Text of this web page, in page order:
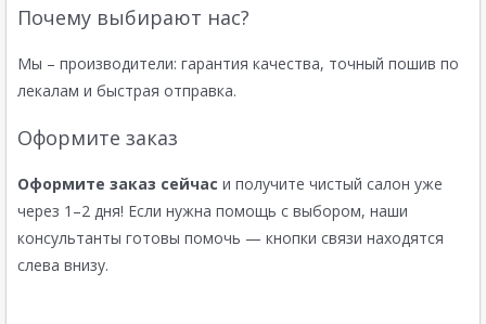
Почему выбирают нас?
Мы – производители: гарантия качества, точный пошив по
лекалам и быстрая отправка.
Оформите заказ
Оформите заказ сейчас и получите чистый салон уже
через 1–2 дня! Если нужна помощь с выбором, наши
консультанты готовы помочь — кнопки связи находятся
слева внизу.